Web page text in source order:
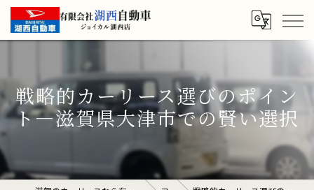
戦略的カーリース選びのポイン
ト―滋賀県大津市での賢い選択